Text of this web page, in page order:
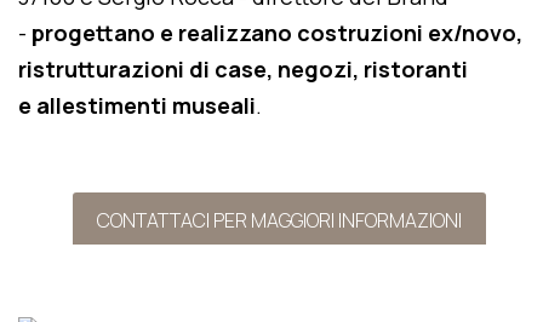
- progettano e realizzano costruzioni ex/novo,
ristrutturazioni di case, negozi, ristoranti
e allestimenti museali.
CONTATTACI PER MAGGIORI INFORMAZIONI